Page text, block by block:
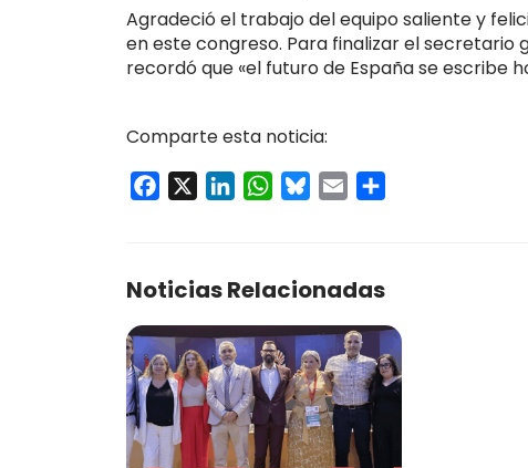
Agradeció el trabajo del equipo saliente y
en este congreso. Para finalizar el secretario
recordó que «el futuro de España se escribe
Comparte esta noticia:
Facebook LinkedInWhatsApp
Bluesky
Email
Noticias Relacionadas